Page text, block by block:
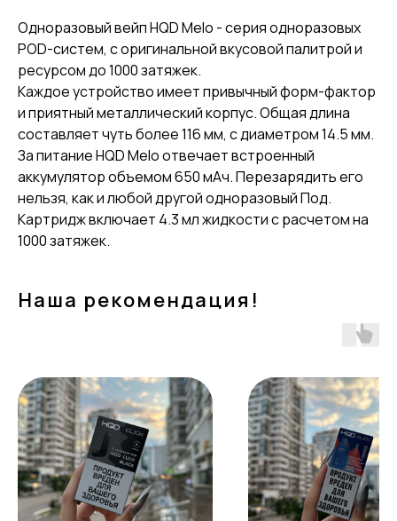
Одноразовый вейп HQD Melo - серия одноразовых
POD-систем, с оригинальной вкусовой палитрой и
ресурсом до 1000 затяжек.
Каждое устройство имеет привычный форм-фактор
и приятный металлический корпус. Общая длина
составляет чуть более 116 мм, с диаметром 14.5 мм.
За питание HQD Melo отвечает встроенный
аккумулятор объемом 650 мАч. Перезарядить его
нельзя, как и любой другой одноразовый Под.
Картридж включает 4.3 мл жидкости с расчетом на
1000 затяжек.
Наша рекомендация!